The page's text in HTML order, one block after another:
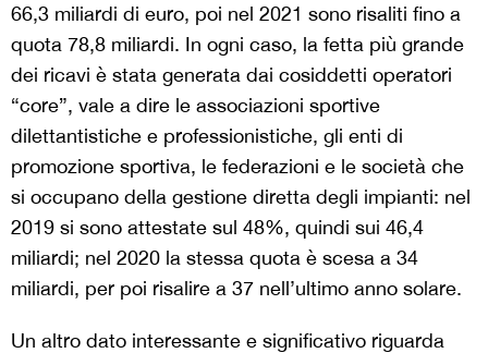
66,3 miliardi di euro, poi nel 2021 sono risaliti fino a
quota 78,8 miliardi. In ogni caso, la fetta più grande
dei ricavi è stata generata dai cosiddetti operatori
“core”, vale a dire le associazioni sportive
dilettantistiche e professionistiche, gli enti di
promozione sportiva, le federazioni e le società che
si occupano della gestione diretta degli impianti: nel
2019 si sono attestate sul 48%, quindi sui 46,4
miliardi; nel 2020 la stessa quota è scesa a 34
miliardi, per poi risalire a 37 nell’ultimo anno solare.
Un altro dato interessante e significativo riguarda